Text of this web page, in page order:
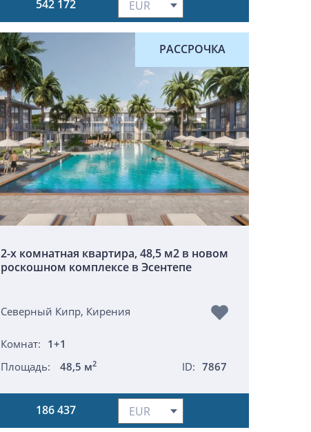
542 172
РАССРОЧКА
2-х комнатная квартира, 48,5 м2 в новом
роскошном комплексе в Эсентепе
Северный Кипр, Кирения
Комнат: 1+1
Площадь:
48,5 м2 ID: 7867
186 437